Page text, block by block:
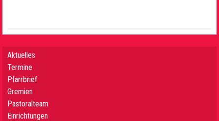
Aktuelles
Termine
Pfarrbrief
Gremien
Pastoralteam
Einrichtungen